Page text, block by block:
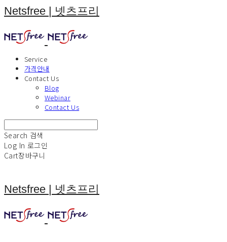
Netsfree | 넷츠프리
Service
가격안내
Contact Us
Blog
Webinar
Contact Us
Search 검색
Log In 로그인
Cart장바구니
Netsfree | 넷츠프리